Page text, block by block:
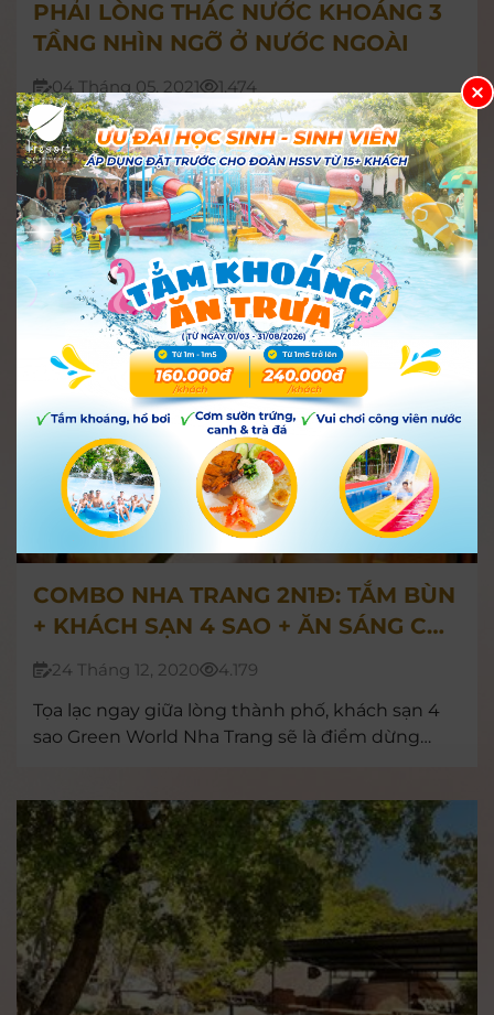
PHẢI LÒNG THÁC NƯỚC KHOÁNG 3
TẦNG NHÌN NGỠ Ở NƯỚC NGOÀI
04 Tháng 05, 2021
1.474
Thác nước khoáng 3 tầng được thiết kế vô cùng
ấn tượng, chắc chắn là điểm “checkin” không
thể bỏ lỡ khi đặt chân đến I-Resort.
COMBO NHA TRANG 2N1Đ: TẮM BÙN
+ KHÁCH SẠN 4 SAO + ĂN SÁNG CHỈ
510.000VNĐ/KHÁCH
24 Tháng 12, 2020
4.179
Tọa lạc ngay giữa lòng thành phố, khách sạn 4
sao Green World Nha Trang sẽ là điểm dừng